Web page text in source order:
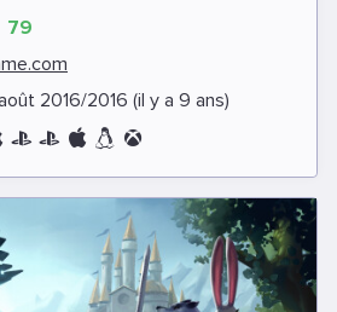
79
2016/2016 (il y a 9 ans)